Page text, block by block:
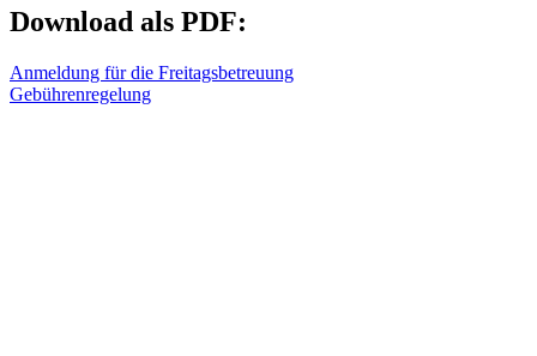
Download als PDF:
Anmeldung für die Freitagsbetreuung
Gebührenregelung